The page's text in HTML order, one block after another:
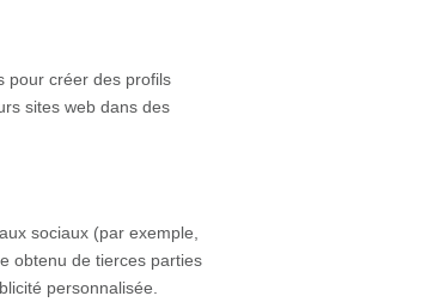
pour créer des profils
sites web dans des
sociaux (par exemple,
obtenu de tierces parties
personnalisée.